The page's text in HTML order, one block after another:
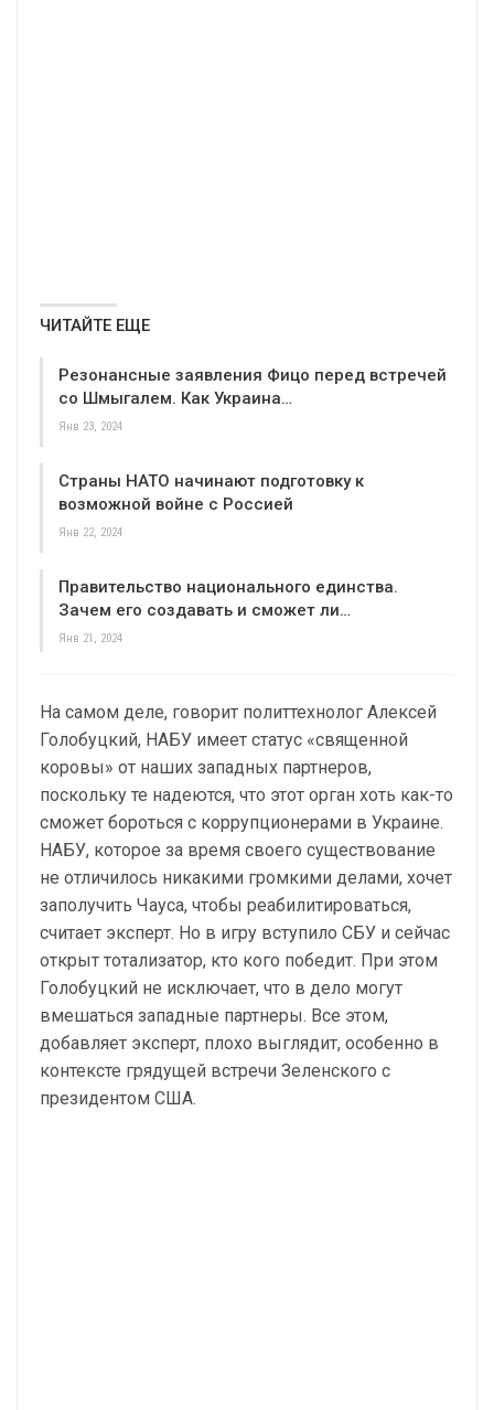
ЧИТАЙТЕ ЕЩЕ
Резонансные заявления Фицо перед встречей
со Шмыгалем. Как Украина…
Янв 23, 2024
Страны НАТО начинают подготовку к
возможной войне с Россией
Янв 22, 2024
Правительство национального единства.
Зачем его создавать и сможет ли…
Янв 21, 2024
На самом деле, говорит политтехнолог Алексей
Голобуцкий, НАБУ имеет статус «священной
коровы» от наших западных партнеров,
поскольку те надеются, что этот орган хоть как-то
сможет бороться с коррупционерами в Украине.
НАБУ, которое за время своего существование
не отличилось никакими громкими делами, хочет
заполучить Чауса, чтобы реабилитироваться,
считает эксперт. Но в игру вступило СБУ и сейчас
открыт тотализатор, кто кого победит. При этом
Голобуцкий не исключает, что в дело могут
вмешаться западные партнеры. Все этом,
добавляет эксперт, плохо выглядит, особенно в
контексте грядущей встречи Зеленского с
президентом США.